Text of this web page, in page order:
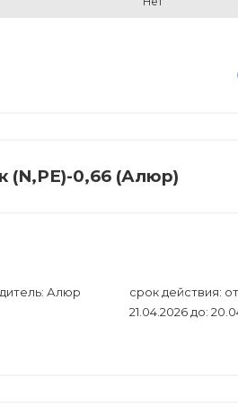
0,66 (Алюр)
Алюр
срок действия:
21.04.2026 до: